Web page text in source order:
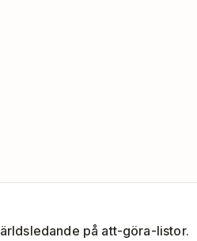
på att-göra-listor.